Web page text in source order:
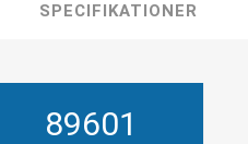
SPECIFIKATIONER
89601